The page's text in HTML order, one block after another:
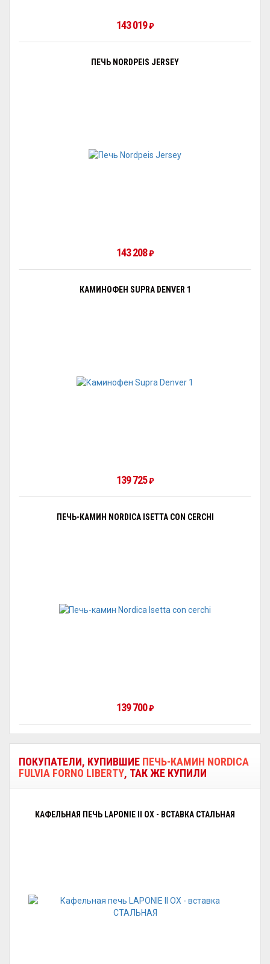
143 019₽
ПЕЧЬ NORDPEIS JERSEY
143 208₽
КАМИНОФЕН SUPRA DENVER 1
139 725₽
ПЕЧЬ-КАМИН NORDICA ISETTA CON CERCHI
139 700₽
ПОКУПАТЕЛИ, КУПИВШИЕ ПЕЧЬ-КАМИН NORDICA
FULVIA FORNO LIBERTY, ТАК ЖЕ КУПИЛИ
КАФЕЛЬНАЯ ПЕЧЬ LAPONIE II OX - ВСТАВКА СТАЛЬНАЯ